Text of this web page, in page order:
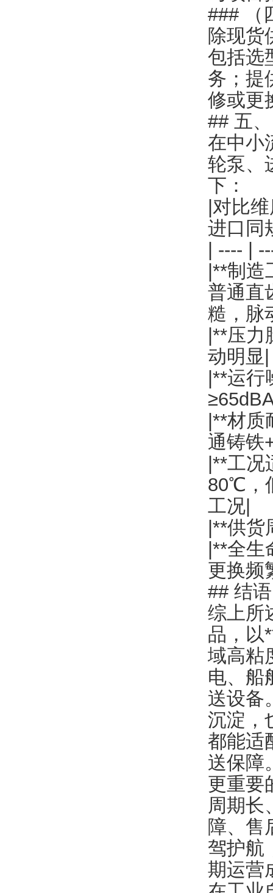
### （
除现货
包括选
务；提
修或更
## 五
在中小
轮泵、
下：
|对比
进口同
| ---- |
|**制
普通直
糙，脉
|**压
动明显|
|**运
|**材
通铸铁
|**工
80℃，
工况|
|**供
|**全
更换频
## 结语
综上所
品，以
域高粘
电、船
送设备
沉淀，
都能适
送保障
更重要
周期长
障、售
驾护航
期运营